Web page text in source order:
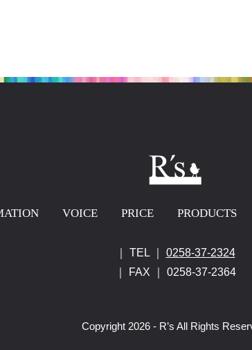
VOICE PRICE PRODUCTS
｜ TEL ｜ 0258-37-2324
｜ FAX ｜ 0258-37-2364
Copyright 2026 - R’s All Rights